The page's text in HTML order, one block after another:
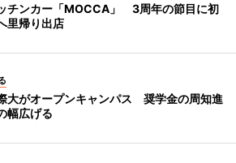
チンカー「MOCCA」 3周年の節目に初
里帰り出店
大がオープンキャンパス 奨学金の周知進
幅広げる